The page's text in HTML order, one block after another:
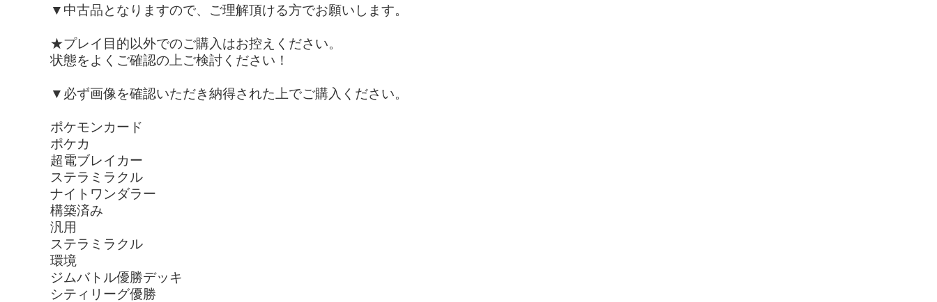
▼中古品となりますので、ご理解頂ける方でお願いします。
★プレイ目的以外でのご購入はお控えください。
状態をよくご確認の上ご検討ください！
▼必ず画像を確認いただき納得された上でご購入ください。
ポケモンカード
ポケカ
超電ブレイカー
ステラミラクル
ナイトワンダラー
構築済み
汎用
ステラミラクル
環境
ジムバトル優勝デッキ
シティリーグ優勝